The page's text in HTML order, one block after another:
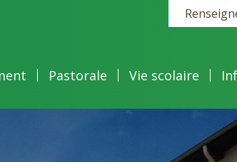
Pastorale Vie scolaire